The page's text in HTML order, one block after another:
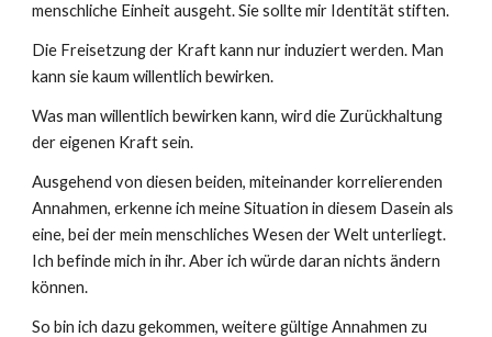
menschliche Einheit ausgeht. Sie sollte mir Identität stiften.
Die Freisetzung der Kraft kann nur induziert werden. Man
kann sie kaum willentlich bewirken.
Was man willentlich bewirken kann, wird die Zurückhaltung
der eigenen Kraft sein.
Ausgehend von diesen beiden, miteinander korrelierenden
Annahmen, erkenne ich meine Situation in diesem Dasein als
eine, bei der mein menschliches Wesen der Welt unterliegt.
Ich befinde mich in ihr. Aber ich würde daran nichts ändern
können.
So bin ich dazu gekommen, weitere gültige Annahmen zu